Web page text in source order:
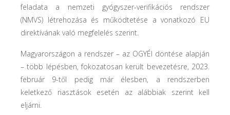
feladata a nemzeti gyógyszer-verifikációs rendszer
(NMVS) létrehozása és működtetése a vonatkozó EU
direktívának való megfelelés szerint.
Magyarországon a rendszer – az OGYÉI döntése alapján
– több lépésben, fokozatosan került bevezetésre, 2023.
február 9-től pedig már élesben, a rendszerben
keletkező riasztások esetén az alábbiak szerint kell
eljárni.